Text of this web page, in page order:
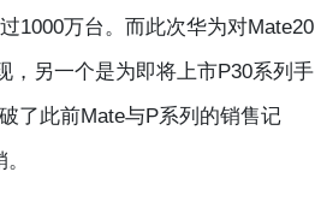
1000万台。而此次华为对Mate20
，另一个是为即将上市P30系列手
了此前Mate与P系列的销售记